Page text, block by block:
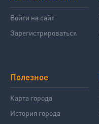
Войти на сайт
Зарегистрироваться
Полезное
Карта города
История города